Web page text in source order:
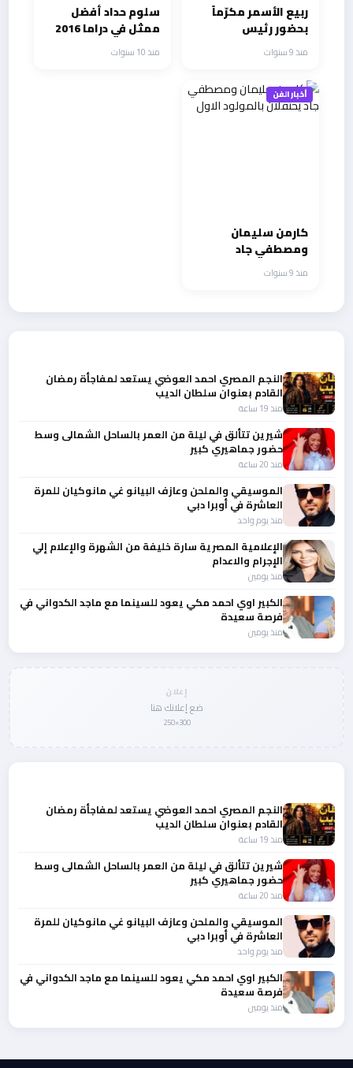
ربيع الأسمر مكرّماً
بحضور رئيس
الجمهورية وقائد
الجيش
منذ 9 سنوات
سلوم حداد أفضل
ممثل في دراما 2016
منذ 10 سنوات
أخبار الفن
كارمن سليمان
ومصطفي جاد
يحتفلان بالمولود
الاول
منذ 9 سنوات
النجم المصري احمد العوضي يستعد لمفاجأة رمضان
القادم بعنوان سلطان الديب
منذ 19 ساعة
شيرين تتألق في ليلة من العمر بالساحل الشمالى وسط
حضور جماهيري كبير
منذ 20 ساعة
الموسيقي والملحن وعازف البيانو غي مانوكيان للمرة
العاشرة في أوبرا دبي
منذ يوم واحد
الإعلامية المصرية سارة خليفة من الشهرة والإعلام إلي
الإجرام والاعدام
منذ يومين
الكبير اوي احمد مكي يعود للسينما مع ماجد الكدواني في
فرصة سعيدة
منذ يومين
إعلان
ضع إعلانك هنا
300×250
النجم المصري احمد العوضي يستعد لمفاجأة رمضان
القادم بعنوان سلطان الديب
منذ 19 ساعة
شيرين تتألق في ليلة من العمر بالساحل الشمالى وسط
حضور جماهيري كبير
منذ 20 ساعة
الموسيقي والملحن وعازف البيانو غي مانوكيان للمرة
العاشرة في أوبرا دبي
منذ يوم واحد
الكبير اوي احمد مكي يعود للسينما مع ماجد الكدواني في
فرصة سعيدة
منذ يومين